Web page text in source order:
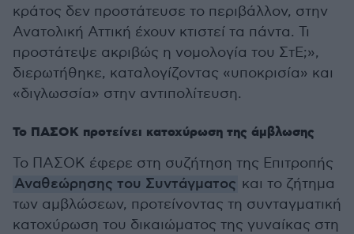
κράτος δεν προστάτευσε το περιβάλλον, στην
Ανατολική Αττική έχουν κτιστεί τα πάντα. Τι
προστάτεψε ακριβώς η νομολογία του ΣτΕ;»,
διερωτήθηκε, καταλογίζοντας «υποκρισία» και
«διγλωσσία» στην αντιπολίτευση.
Το ΠΑΣΟΚ προτείνει κατοχύρωση της άμβλωσης
Το ΠΑΣΟΚ έφερε στη συζήτηση της Επιτροπής
Αναθεώρησης του Συντάγματος και το ζήτημα
των αμβλώσεων, προτείνοντας τη συνταγματική
κατοχύρωση του δικαιώματος της γυναίκας στη